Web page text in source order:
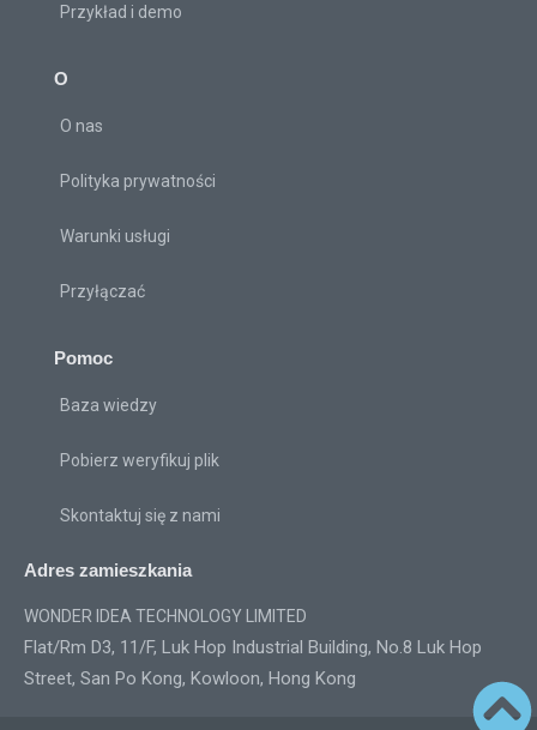
Przykład i demo
O
O nas
Polityka prywatności
Warunki usługi
Przyłączać
Pomoc
Baza wiedzy
Pobierz weryfikuj plik
Skontaktuj się z nami
Adres zamieszkania
WONDER IDEA TECHNOLOGY LIMITED
Flat/Rm D3, 11/F, Luk Hop Industrial Building, No.8 Luk Hop
Street, San Po Kong, Kowloon, Hong Kong